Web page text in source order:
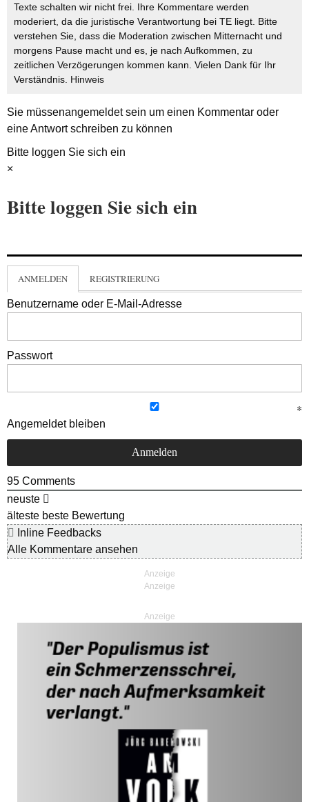
Texte schalten wir nicht frei. Ihre Kommentare werden
moderiert, da die juristische Verantwortung bei TE liegt. Bitte
verstehen Sie, dass die Moderation zwischen Mitternacht und
morgens Pause macht und es, je nach Aufkommen, zu
zeitlichen Verzögerungen kommen kann. Vielen Dank für Ihr
Verständnis. Hinweis
Sie müssenangemeldetsein um einen Kommentar oder
eine Antwort schreiben zu können
Bitte loggen Sie sich ein
×
Bitte loggen Sie sich ein
ANMELDEN REGISTRIERUNG
Benutzername oder E-Mail-Adresse
Passwort
Angemeldet bleiben
95 Comments
neuste
älteste beste Bewertung
Inline Feedbacks
Alle Kommentare ansehen
Anzeige